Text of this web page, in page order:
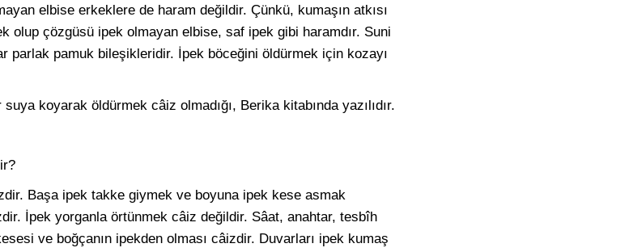
elbise erkeklere de haram değildir. Çünkü, kumaşın atkısı
olup çözgüsü ipek olmayan elbise, saf ipek gibi haramdır. Suni
parlak pamuk bileşikleridir. İpek böceğini öldürmek için kozayı
koyarak öldürmek câiz olmadığı, Berika kitabında yazılıdır.
Başa ipek takke giymek ve boyuna ipek kese asmak
İpek yorganla örtünmek câiz değildir. Sâat, anahtar, tesbîh
ve boğçanın ipekden olması câizdir. Duvarları ipek kumaş